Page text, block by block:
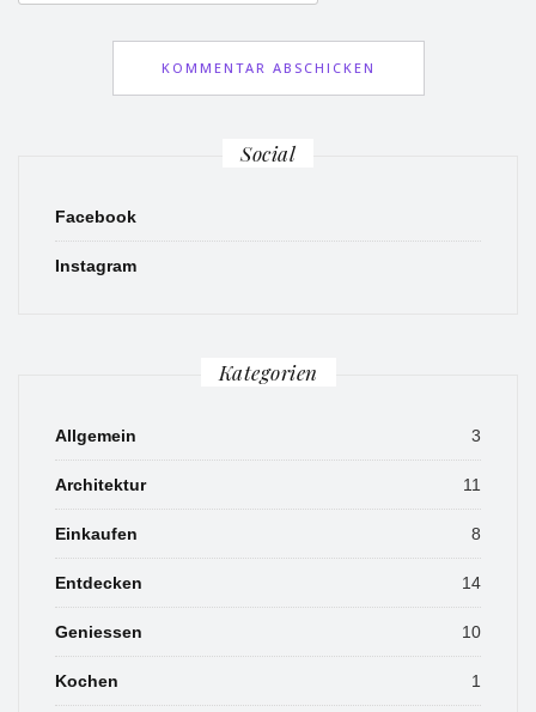
Social
Facebook
Instagram
Kategorien
Allgemein 3
Architektur 11
Einkaufen 8
Entdecken 14
Geniessen 10
Kochen 1